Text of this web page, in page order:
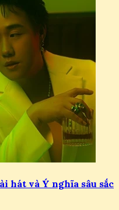
hát và Ý nghĩa sâu sắc